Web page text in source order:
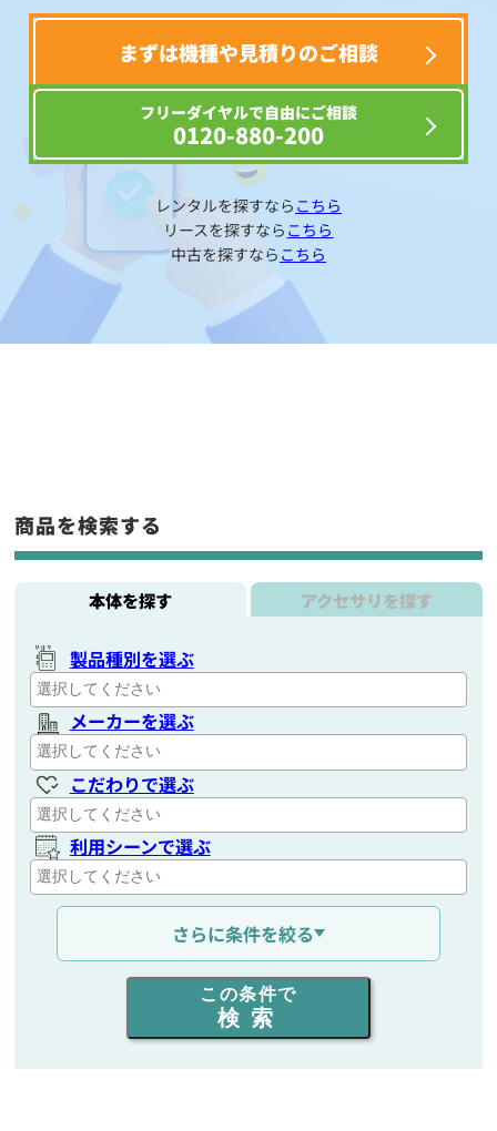
まずは機種や見積りのご相談
フリーダイヤルで自由にご相談
0120-880-200
レンタルを探すなら こちら
リースを探すなら こちら
中古を探すなら こちら
商品を検索する
本体を探す アクセサリを探す
製品種別を選ぶ
メーカーを選ぶ
こだわりで選ぶ
利用シーンで選ぶ
通信距離を選ぶ
出力を選ぶ
同時通話人数を選ぶ
さらに条件を絞る
この条件で
検索